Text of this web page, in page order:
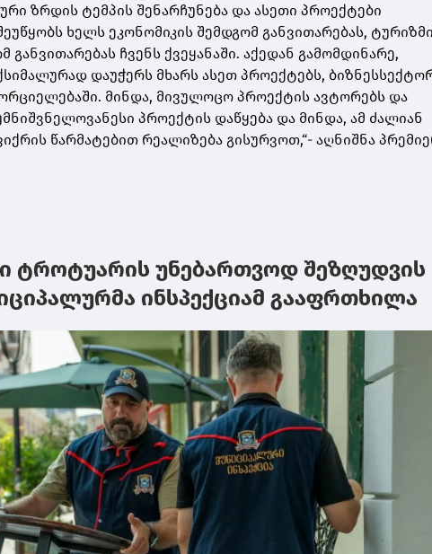
ზრდის ტემპის შენარჩუნება და ასეთი პროექტები
ხელს ეკონომიკის შემდგომ განვითარებას,
განვითარებას ჩვენს ქვეყანაში. აქედან გამომდინარე,
დაუჭერს მხარს ასეთ პროექტებს,
მინდა, მივულოცო პროექტის ავტორებს და
პროექტის დაწყება და მინდა, ამ ძალიან
წარმატებით რეალიზება გისურვოთ,“- აღნიშნა
ტროტუარის უნებართვოდ შეზღუდვის
ინსპექციამ გააფრთხილა